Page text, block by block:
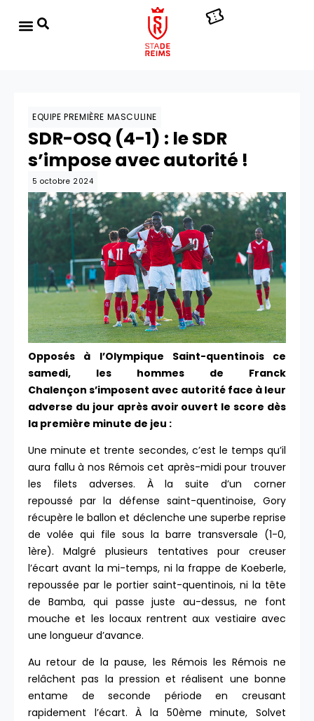
EQUIPE PREMIÈRE MASCULINE
SDR-OSQ (4-1) : le SDR
s’impose avec autorité !
5 octobre 2024
Opposés à l’Olympique Saint-quentinois ce
samedi, les hommes de Franck
Chalençon s’imposent avec autorité face à leur
adverse du jour après avoir ouvert le score dès
la première minute de jeu :
Une minute et trente secondes, c’est le temps qu’il
aura fallu à nos Rémois cet après-midi pour trouver
les filets adverses. À la suite d’un corner
repoussé par la défense saint-quentinoise, Gory
récupère le ballon et déclenche une superbe reprise
de volée qui file sous la barre transversale (1-0,
1ère). Malgré plusieurs tentatives pour creuser
l’écart avant la mi-temps, ni la frappe de Koeberle,
repoussée par le portier saint-quentinois, ni la tête
de Bamba, qui passe juste au-dessus, ne font
mouche et les locaux rentrent aux vestiaire avec
une longueur d’avance.
Au retour de la pause, les Rémois les Rémois ne
relâchent pas la pression et réalisent une bonne
entame de seconde période en creusant
rapidement l’écart. À la 50ème minute, Solvet